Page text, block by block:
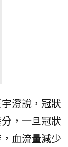
澄說，冠狀
，一旦冠狀
血流量減少